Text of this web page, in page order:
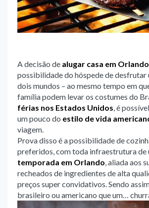
A decisão de alugar casa em Orlando
possibilidade do hóspede de desfrutar
dois mundos – ao mesmo tempo em
família podem levar os costumes do
férias nos Estados Unidos, é
um pouco do estilo de vida
viagem.
Prova disso é a possibilidade de
preferidos, com toda infraestrutura de
temporada em Orlando, aliada aos
recheados de ingredientes de alta
preços super convidativos. Sendo
brasileiro ou americano que um…